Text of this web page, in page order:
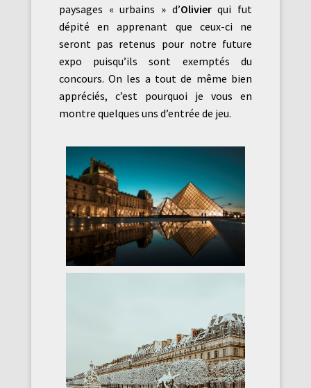
paysages « urbains » d’Olivierqui fut
dépité en apprenant que ceux-ci ne
seront pas retenus pour notre future
expo puisqu’ils sont exemptés du
concours. On les a tout de même bien
appréciés, c’est pourquoi je vous en
montre quelques uns d’entrée de jeu.